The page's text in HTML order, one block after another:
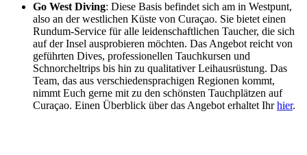
Go West Diving: Diese Basis befindet sich am in Westpunt,
also an der westlichen Küste von Curaçao. Sie bietet einen
Rundum-Service für alle leidenschaftlichen Taucher, die sich
auf der Insel ausprobieren möchten. Das Angebot reicht von
geführten Dives, professionellen Tauchkursen und
Schnorcheltrips bis hin zu qualitativer Leihausrüstung. Das
Team, das aus verschiedensprachigen Regionen kommt,
nimmt Euch gerne mit zu den schönsten Tauchplätzen auf
Curaçao. Einen Überblick über das Angebot erhaltet Ihrhier.